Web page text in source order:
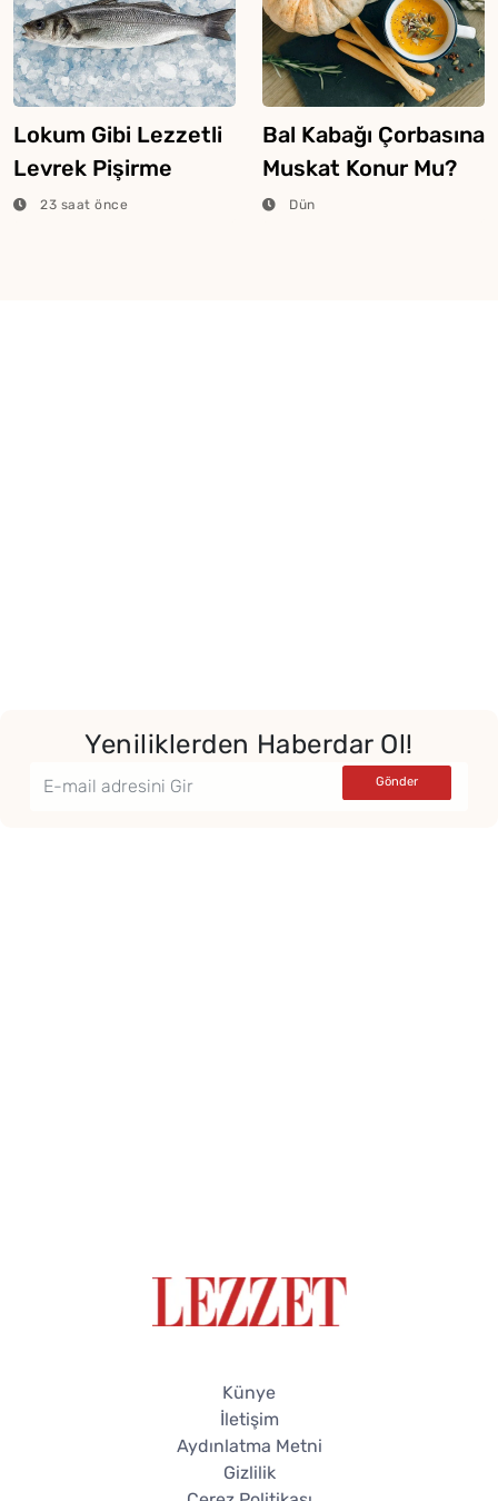
Lokum Gibi Lezzetli
Levrek Pişirme
Tüyosu
23 saat önce
Bal Kabağı Çorbasına
Muskat Konur Mu?
Dün
Yeniliklerden Haberdar Ol!
Künye
İletişim
Aydınlatma Metni
Gizlilik